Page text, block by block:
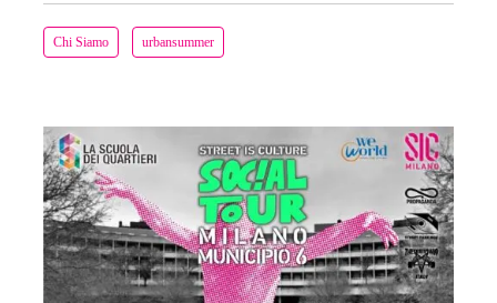
Chi Siamo urbansummer